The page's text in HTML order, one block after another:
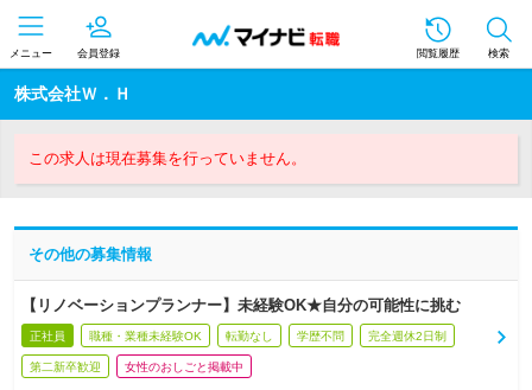
メニュー 会員登録 閲覧履歴 検索
株式会社Ｗ．Ｈ
この求人は現在募集を行っていません。
その他の募集情報
【リノベーションプランナー】未経験OK★自分の可能性に挑む
正社員 職種・業種未経験OK 転勤なし 学歴不問 完全週休2日制
第二新卒歓迎 女性のおしごと掲載中